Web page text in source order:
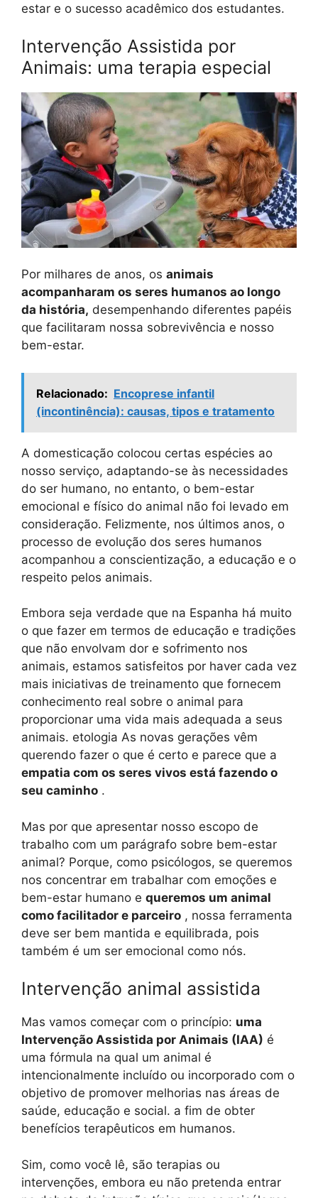
estar e o sucesso acadêmico dos estudantes.
Intervenção Assistida por
Animais: uma terapia especial
Por milhares de anos, os animais
acompanharam os seres humanos ao longo
da história, desempenhando diferentes papéis
que facilitaram nossa sobrevivência e nosso
bem-estar.
Relacionado: Encoprese infantil
(incontinência): causas, tipos e tratamento
A domesticação colocou certas espécies ao
nosso serviço, adaptando-se às necessidades
do ser humano, no entanto, o bem-estar
emocional e físico do animal não foi levado em
consideração. Felizmente, nos últimos anos, o
processo de evolução dos seres humanos
acompanhou a conscientização, a educação e o
respeito pelos animais.
Embora seja verdade que na Espanha há muito
o que fazer em termos de educação e tradições
que não envolvam dor e sofrimento nos
animais, estamos satisfeitos por haver cada vez
mais iniciativas de treinamento que fornecem
conhecimento real sobre o animal para
proporcionar uma vida mais adequada a seus
animais. etologia As novas gerações vêm
querendo fazer o que é certo e parece que a
empatia com os seres vivos está fazendo o
seu caminho .
Mas por que apresentar nosso escopo de
trabalho com um parágrafo sobre bem-estar
animal? Porque, como psicólogos, se queremos
nos concentrar em trabalhar com emoções e
bem-estar humano e queremos um animal
como facilitador e parceiro , nossa ferramenta
deve ser bem mantida e equilibrada, pois
também é um ser emocional como nós.
Intervenção animal assistida
Mas vamos começar com o princípio: uma
Intervenção Assistida por Animais (IAA) é
uma fórmula na qual um animal é
intencionalmente incluído ou incorporado com o
objetivo de promover melhorias nas áreas de
saúde, educação e social. a fim de obter
benefícios terapêuticos em humanos.
Sim, como você lê, são terapias ou
intervenções, embora eu não pretenda entrar